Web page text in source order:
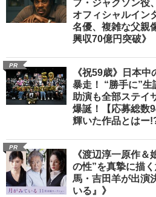
フ・ジャクソン役
オフィシャルイン
名優、複雑な父親
興収70億円突破》
PR
《祝59歳》日本
暴走！ “勝手に”生
助演も全部ステイ
爆誕！【応募総数
輝いた作品とはー!?
PR
《渡辺淳一原作
の性”を真摯に描
馬・吉田羊が出演
いる』》